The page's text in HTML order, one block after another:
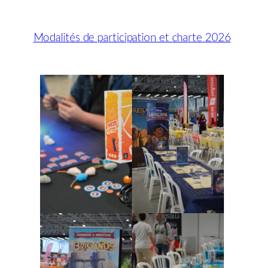
Modalités de participation et charte 2026